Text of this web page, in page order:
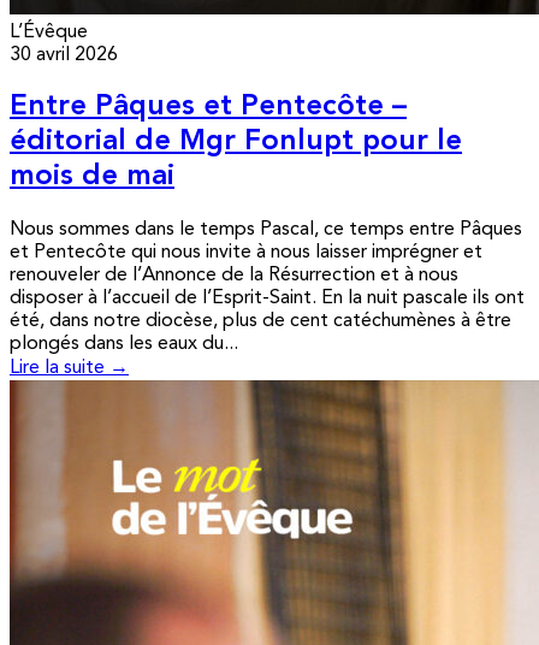
L’Évêque
30 avril 2026
Entre Pâques et Pentecôte –
éditorial de Mgr Fonlupt pour le
mois de mai
Nous sommes dans le temps Pascal, ce temps entre Pâques
et Pentecôte qui nous invite à nous laisser imprégner et
renouveler de l’Annonce de la Résurrection et à nous
disposer à l’accueil de l’Esprit-Saint. En la nuit pascale ils ont
été, dans notre diocèse, plus de cent catéchumènes à être
plongés dans les eaux du...
Lire la suite →